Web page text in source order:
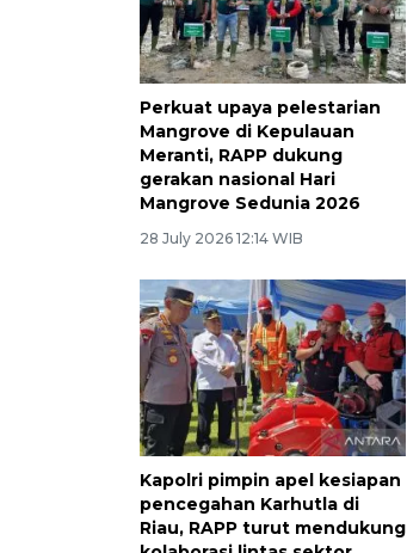
Perkuat upaya pelestarian
Mangrove di Kepulauan
Meranti, RAPP dukung
gerakan nasional Hari
Mangrove Sedunia 2026
28 July 2026 12:14 WIB
Kapolri pimpin apel kesiapan
pencegahan Karhutla di
Riau, RAPP turut mendukung